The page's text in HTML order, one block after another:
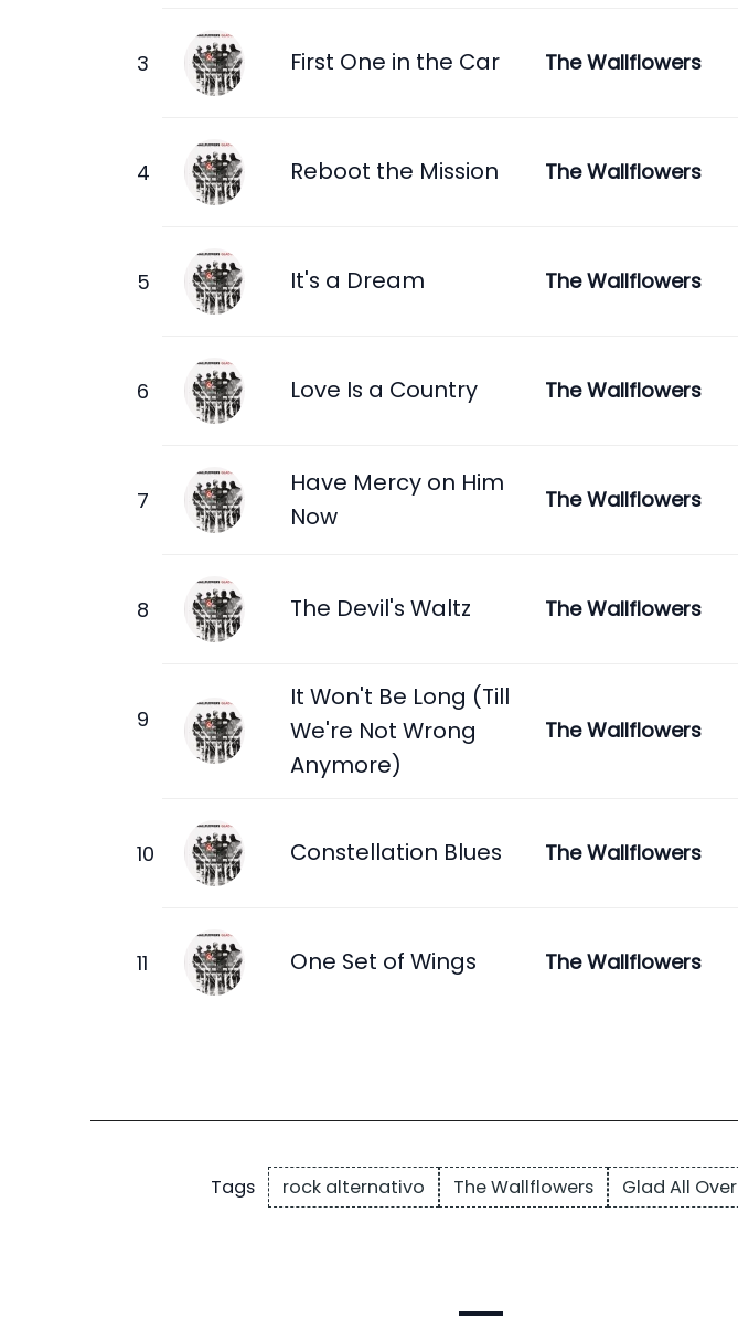
First One in the Car The Wallflowers
Reboot the Mission The Wallflowers
It's a Dream The Wallflowers
Love Is a Country The Wallflowers
Have Mercy on Him
Now
The Wallflowers
The Devil's Waltz The Wallflowers
It Won't Be Long (Till
We're Not Wrong
Anymore)
The Wallflowers
Constellation Blues The Wallflowers
One Set of Wings The Wallflowers
Tags rock alternativo The Wallflowers Glad All Over